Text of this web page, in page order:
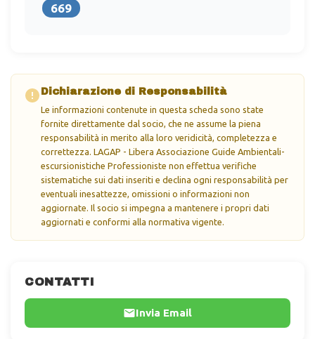
CONTATTI
Invia Email
669
Dichiarazione di Responsabilità
Le informazioni contenute in questa scheda sono state
fornite direttamente dal socio, che ne assume la piena
responsabilità in merito alla loro veridicità, completezza e
correttezza. LAGAP - Libera Associazione Guide Ambientali-
escursionistiche Professioniste non effettua verifiche
sistematiche sui dati inseriti e declina ogni responsabilità per
eventuali inesattezze, omissioni o informazioni non
aggiornate. Il socio si impegna a mantenere i propri dati
aggiornati e conformi alla normativa vigente.